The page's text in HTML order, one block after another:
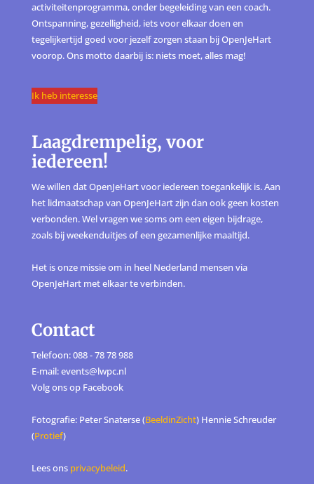
activiteitenprogramma, onder begeleiding van een coach.
Ontspanning, gezelligheid, iets voor elkaar doen en
tegelijkertijd goed voor jezelf zorgen staan bij OpenJeHart
voorop. Ons motto daarbij is: niets moet, alles mag!
Ik heb interesse
Laagdrempelig, voor
iedereen!
We willen dat OpenJeHart voor iedereen toegankelijk is. Aan
het lidmaatschap van OpenJeHart zijn dan ook geen kosten
verbonden. Wel vragen we soms om een eigen bijdrage,
zoals bij weekenduitjes of een gezamenlijke maaltijd.
Het is onze missie om in heel Nederland mensen via
OpenJeHart met elkaar te verbinden.
Contact
Telefoon: 088 - 78 78 988
E-mail: events@lwpc.nl
Volg ons op Facebook
Fotografie: Peter Snaterse (BeeldinZicht) Hennie Schreuder
(Protief)
Lees ons privacybeleid.